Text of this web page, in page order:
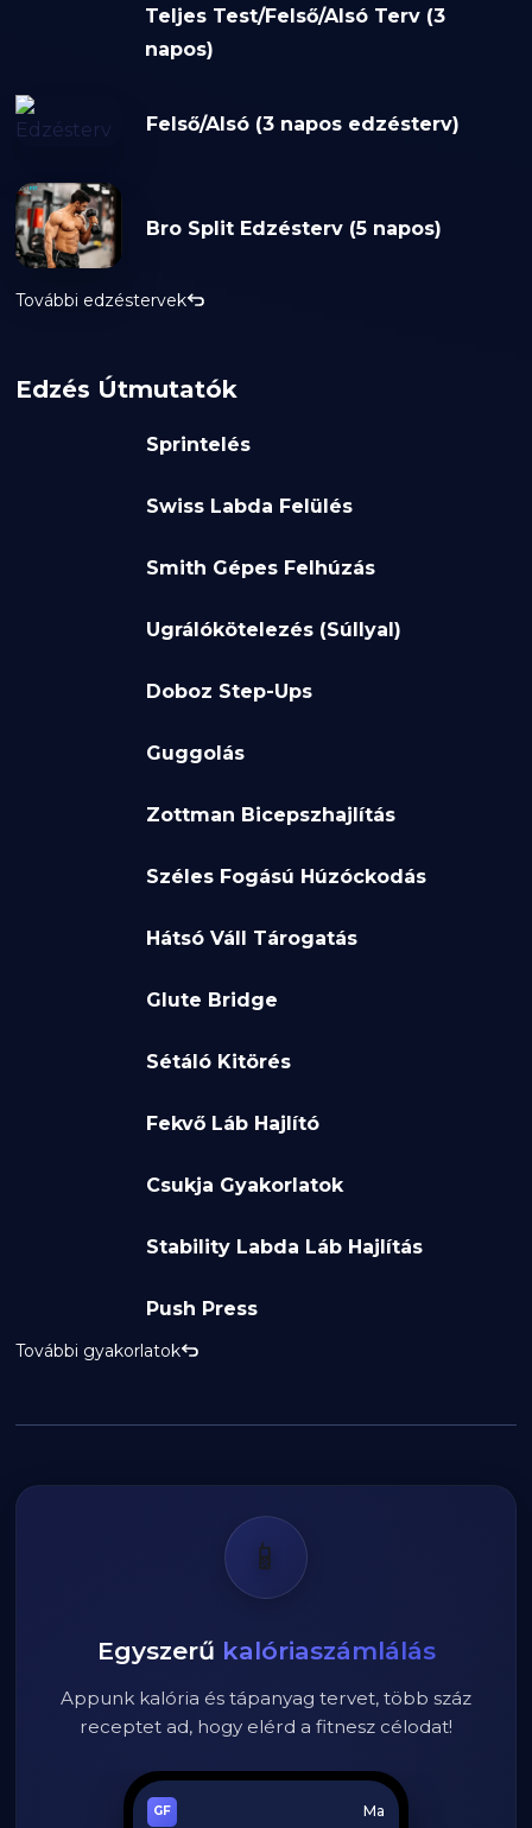
Teljes Test/Felső/Alsó Terv (3
napos)
Felső/Alsó (3 napos edzésterv)
Bro Split Edzésterv (5 napos)
További edzéstervek
Edzés Útmutatók
Sprintelés
Swiss Labda Felülés
Smith Gépes Felhúzás
Ugrálókötelezés (Súllyal)
Doboz Step-Ups
Guggolás
Zottman Bicepszhajlítás
Széles Fogású Húzóckodás
Hátsó Váll Tárogatás
Glute Bridge
Sétáló Kitörés
Fekvő Láb Hajlító
Csukja Gyakorlatok
Stability Labda Láb Hajlítás
Push Press
További gyakorlatok
📱
Egyszerű kalóriaszámlálás
Appunk kalória és tápanyag tervet, több száz
receptet ad, hogy elérd a fitnesz célodat!
Ma